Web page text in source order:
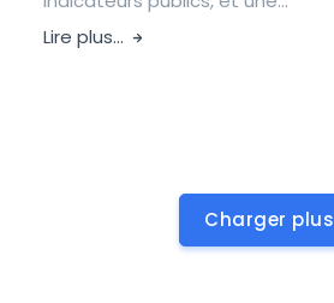
Lire plus...
Charger plus